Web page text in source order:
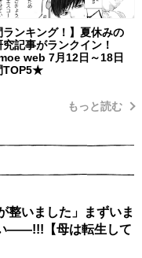
ランキング！】夏休みの
究記事がランクイン！
web 7月12日～18日
TOP5★
もっと読む
整いました」まずいま
――!!!【母は転生して